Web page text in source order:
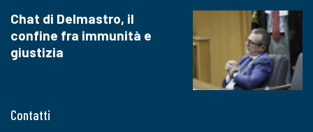
Contatti
Chat di Delmastro, il
confine fra immunità e
giustizia